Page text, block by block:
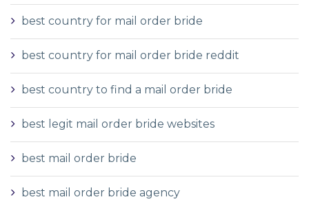
best country for mail order bride
best country for mail order bride reddit
best country to find a mail order bride
best legit mail order bride websites
best mail order bride
best mail order bride agency